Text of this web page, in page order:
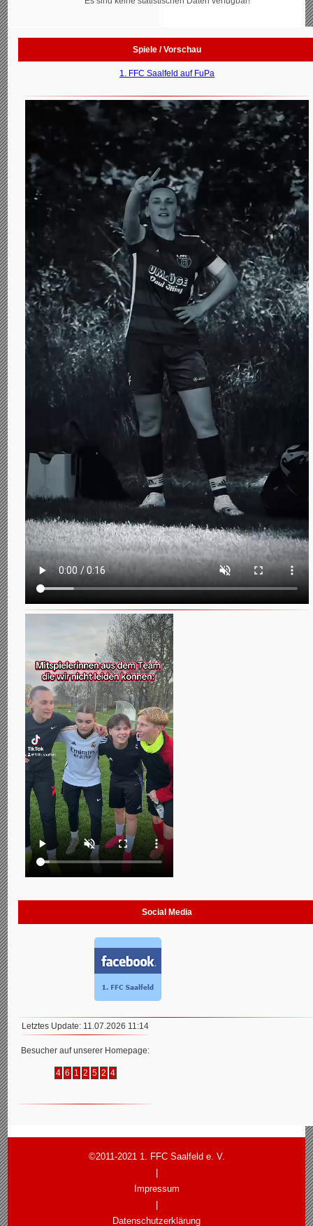
Spiele / Vorschau
1. FFC Saalfeld auf FuPa
Social Media
Letztes Update: 11.07.2026 11:14
Besucher auf unserer Homepage:
4 6 1 2 5 2 4
©2011-2021 1. FFC Saalfeld e. V.
Impressum
Datenschutzerklärung